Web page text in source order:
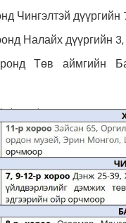
Чингэлтэй дүүргийн
Налайх дүүргийн
Төв аймгийн